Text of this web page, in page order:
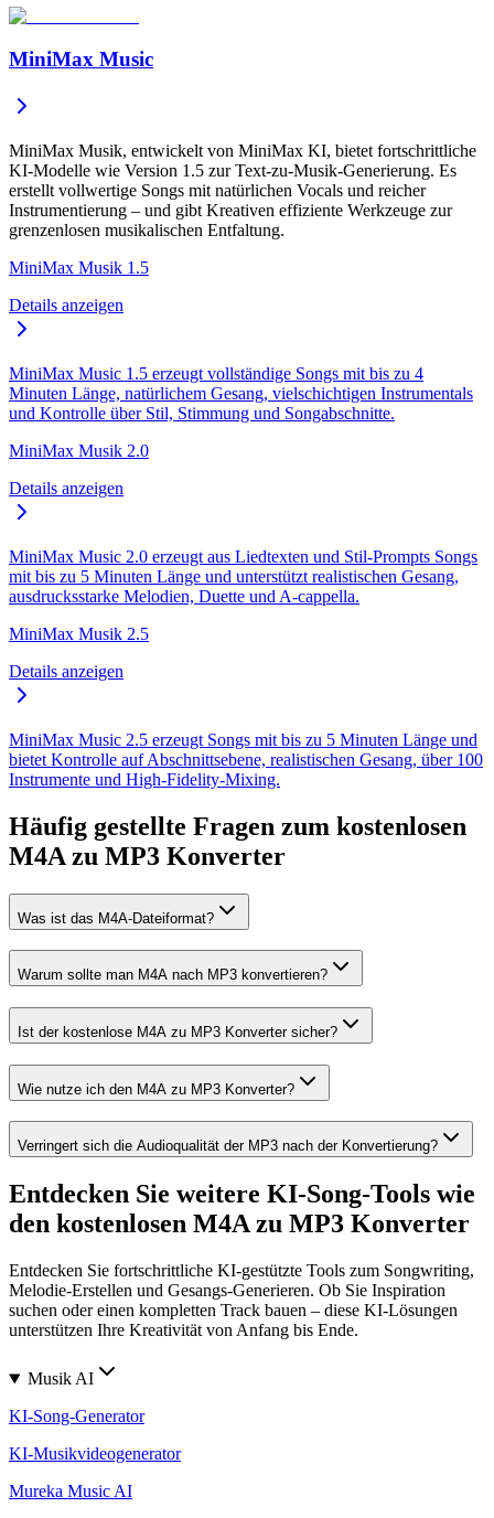
MiniMax Music
MiniMax Musik, entwickelt von MiniMax KI, bietet fortschrittliche
KI-Modelle wie Version 1.5 zur Text-zu-Musik-Generierung. Es
erstellt vollwertige Songs mit natürlichen Vocals und reicher
Instrumentierung – und gibt Kreativen effiziente Werkzeuge zur
grenzenlosen musikalischen Entfaltung.
MiniMax Musik 1.5
Details anzeigen
MiniMax Music 1.5 erzeugt vollständige Songs mit bis zu 4
Minuten Länge, natürlichem Gesang, vielschichtigen Instrumentals
und Kontrolle über Stil, Stimmung und Songabschnitte.
MiniMax Musik 2.0
Details anzeigen
MiniMax Music 2.0 erzeugt aus Liedtexten und Stil-Prompts Songs
mit bis zu 5 Minuten Länge und unterstützt realistischen Gesang,
ausdrucksstarke Melodien, Duette und A-cappella.
MiniMax Musik 2.5
Details anzeigen
MiniMax Music 2.5 erzeugt Songs mit bis zu 5 Minuten Länge und
bietet Kontrolle auf Abschnittsebene, realistischen Gesang, über 100
Instrumente und High-Fidelity-Mixing.
Häufig gestellte Fragen zum kostenlosen
M4A zu MP3 Konverter
Was ist das M4A-Dateiformat?
Warum sollte man M4A nach MP3 konvertieren?
Ist der kostenlose M4A zu MP3 Konverter sicher?
Wie nutze ich den M4A zu MP3 Konverter?
Verringert sich die Audioqualität der MP3 nach der Konvertierung?
Entdecken Sie weitere KI-Song-Tools wie
den kostenlosen M4A zu MP3 Konverter
Entdecken Sie fortschrittliche KI-gestützte Tools zum Songwriting,
Melodie-Erstellen und Gesangs-Generieren. Ob Sie Inspiration
suchen oder einen kompletten Track bauen – diese KI-Lösungen
unterstützen Ihre Kreativität von Anfang bis Ende.
Musik AI
KI-Song-Generator
KI-Musikvideogenerator
Mureka Music AI